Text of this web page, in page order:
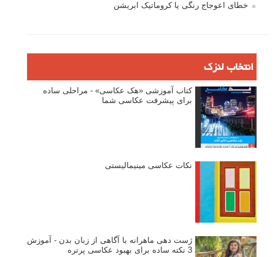
خطای اعوجاج رنگی یا کروماتیک ابریشن
انتخاب لنزک
کتاب آموزشی «هک عکاسی» - مراحلی ساده
برای پیشرفت عکاسی شما
نکات عکاسی مینیمالیستی
ژست دهی ماهرانه با آگاهی از زبان بدن - آموزش
3 نکته ساده برای بهبود عکاسی پرتره